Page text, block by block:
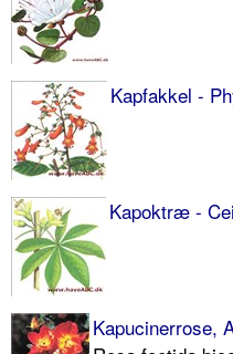
Kapfakkel -
Kapoktræ -
Kapucinerrose,